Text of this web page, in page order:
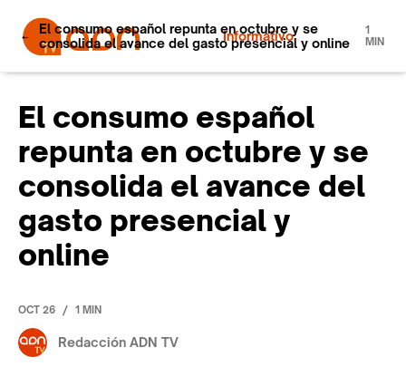
Informativo
El consumo español repunta en octubre y se
consolida el avance del gasto presencial y online
1
MIN
El consumo español
repunta en octubre y se
consolida el avance del
gasto presencial y
online
OCT 26 / 1 MIN
Redacción ADN TV